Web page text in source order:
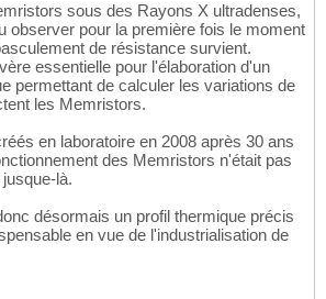
sous des Rayons X ultradenses,
observer pour la première fois le moment
de résistance survient.
essentielle pour l'élaboration d'un
permettant de calculer les variations de
les Memristors.
en laboratoire en 2008 après 30 ans
des Memristors n'était pas
là.
désormais un profil thermique précis
en vue de l'industrialisation de